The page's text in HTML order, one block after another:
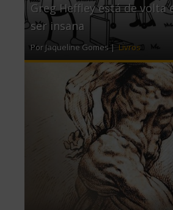
Greg Heffley está de volta
ser insana
Por Jaqueline Gomes | Livros